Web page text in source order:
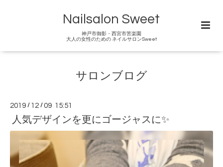
Nailsalon Sweet
神戸市御影・西宮市苦楽園
大人の女性のための ネイルサロンSweet
サロンブログ
2019 / 12 /09 15:51
人気デザインを更にゴージャスに✨